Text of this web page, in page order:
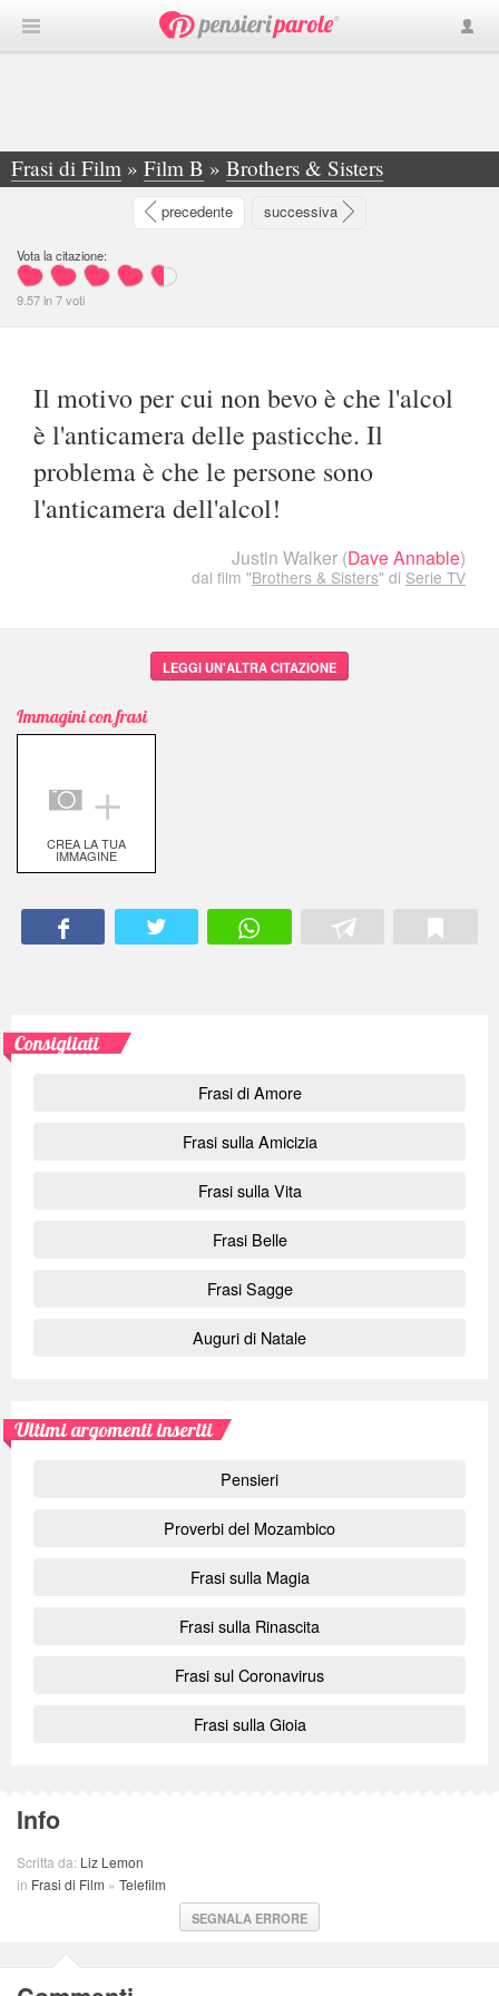
Frasi di Film » Film B » Brothers & Sisters
»Il motivo per cui non bevo è che l'alcol è l...
precedente successiva
Vota la citazione:
9.57in7voti
Il motivo per cui non bevo è che l'alcol
è l'anticamera delle pasticche. Il
problema è che le persone sono
l'anticamera dell'alcol!
Justin Walker (Dave Annable)
dal film "Brothers & Sisters" di Serie TV
LEGGI UN'ALTRA CITAZIONE
Immagini con frasi
＋
CREA LA TUA
IMMAGINE
Consigliati
Frasi di Amore
Frasi sulla Amicizia
Frasi sulla Vita
Frasi Belle
Frasi Sagge
Auguri di Natale
Ultimi argomenti inseriti
Pensieri
Proverbi del Mozambico
Frasi sulla Magia
Frasi sulla Rinascita
Frasi sul Coronavirus
Frasi sulla Gioia
Info
Scritta da: Liz Lemon
in Frasi di Film » Telefilm
SEGNALA ERRORE